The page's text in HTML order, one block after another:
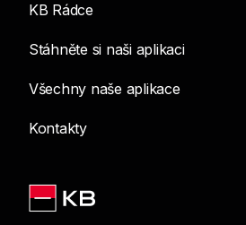
KB Rádce
Stáhněte si naši aplikaci
Všechny naše aplikace
Kontakty